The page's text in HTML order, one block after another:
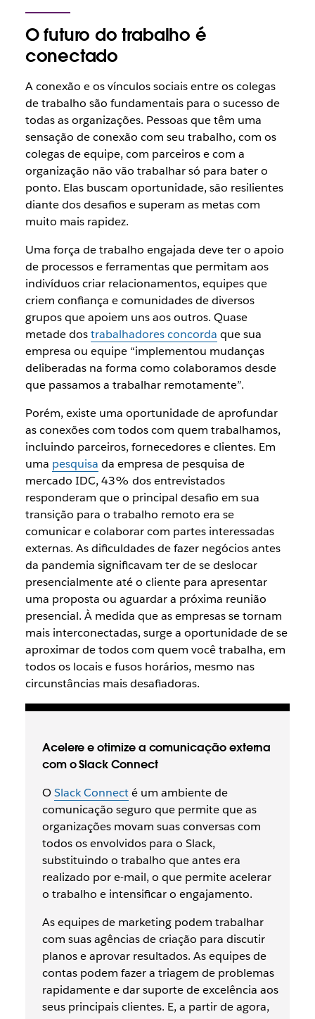
O futuro do trabalho é
conectado
A conexão e os vínculos sociais entre os colegas
de trabalho são fundamentais para o sucesso de
todas as organizações. Pessoas que têm uma
sensação de conexão com seu trabalho, com os
colegas de equipe, com parceiros e com a
organização não vão trabalhar só para bater o
ponto. Elas buscam oportunidade, são resilientes
diante dos desafios e superam as metas com
muito mais rapidez.
Uma força de trabalho engajada deve ter o apoio
de processos e ferramentas que permitam aos
indivíduos criar relacionamentos, equipes que
criem confiança e comunidades de diversos
grupos que apoiem uns aos outros. Quase
metade dostrabalhadores concorda que sua
empresa ou equipe “implementou mudanças
deliberadas na forma como colaboramos desde
que passamos a trabalhar remotamente”.
Porém, existe uma oportunidade de aprofundar
as conexões com todos com quem trabalhamos,
incluindo parceiros, fornecedores e clientes. Em
uma pesquisa da empresa de pesquisa de
mercado IDC, 43% dos entrevistados
responderam que o principal desafio em sua
transição para o trabalho remoto era se
comunicar e colaborar com partes interessadas
externas. As dificuldades de fazer negócios antes
da pandemia significavam ter de se deslocar
presencialmente até o cliente para apresentar
uma proposta ou aguardar a próxima reunião
presencial. À medida que as empresas se tornam
mais interconectadas, surge a oportunidade de se
aproximar de todos com quem você trabalha, em
todos os locais e fusos horários, mesmo nas
circunstâncias mais desafiadoras.
Acelere e otimize a comunicação externa
com o Slack Connect
OSlack Connecté um ambiente de
comunicação seguro que permite que as
organizações movam suas conversas com
todos os envolvidos para o Slack,
substituindo o trabalho que antes era
realizado por e-mail, o que permite acelerar
o trabalho e intensificar o engajamento.
As equipes de marketing podem trabalhar
com suas agências de criação para discutir
planos e aprovar resultados. As equipes de
contas podem fazer a triagem de problemas
rapidamente e dar suporte de excelência aos
seus principais clientes. E, a partir de agora,